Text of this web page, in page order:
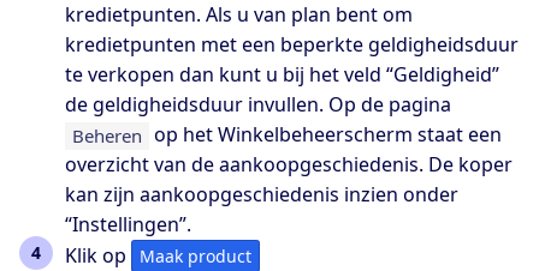
kredietpunten. Als u van plan bent om
kredietpunten met een beperkte geldigheidsduur
te verkopen dan kunt u bij het veld “Geldigheid”
de geldigheidsduur invullen. Op de pagina
Beheren op het Winkelbeheerscherm staat een
overzicht van de aankoopgeschiedenis. De koper
kan zijn aankoopgeschiedenis inzien onder
“Instellingen”.
Klik op
Maak product